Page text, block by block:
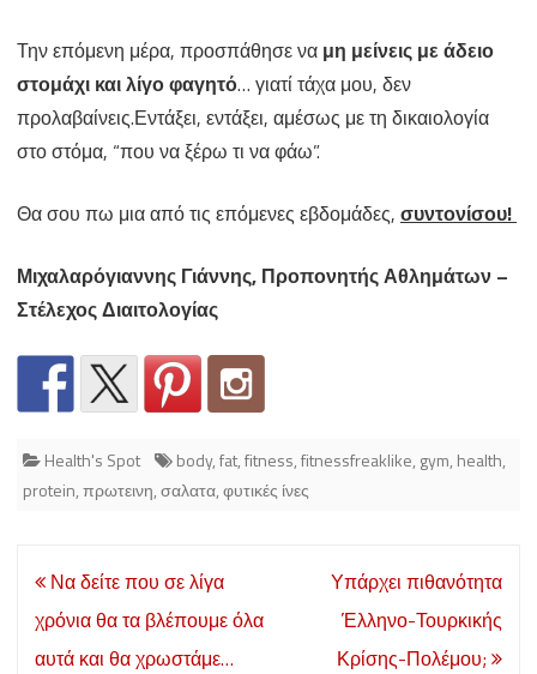
Την επόμενη μέρα, προσπάθησε να μη μείνεις με άδειο
στομάχι και λίγο φαγητό… γιατί τάχα μου, δεν
προλαβαίνεις.Εντάξει, εντάξει, αμέσως με τη δικαιολογία
στο στόμα, “που να ξέρω τι να φάω”.
Θα σου πω μια από τις επόμενες εβδομάδες, συντονίσου!
Μιχαλαρόγιαννης Γιάννης, Προπονητής Αθλημάτων –
Στέλεχος Διαιτολογίας
Health's Spot body,fat,fitness,fitnessfreaklike, gym, health,
protein,πρωτεινη,σαλατα,φυτικές ίνες
Post
navigation
Να δείτε που σε λίγα
χρόνια θα τα βλέπουμε όλα
αυτά και θα χρωστάμε…
Υπάρχει πιθανότητα
Έλληνο-Τουρκικής
Κρίσης-Πολέμου;